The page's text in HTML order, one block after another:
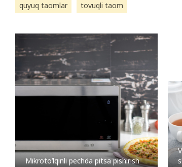
quyuq taomlar tovuqli taom
Mikroto’lqinli pechda pitsa pishirish